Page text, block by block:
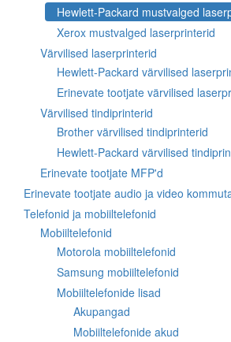
Hewlett-Packard mustvalged
Xerox mustvalged laserprinterid
Värvilised laserprinterid
Hewlett-Packard värvilised
Erinevate tootjate värvilised
Värvilised tindiprinterid
Brother värvilised tindiprinterid
Hewlett-Packard värvilised
Erinevate tootjate MFP'd
Erinevate tootjate audio ja video
Telefonid ja mobiiltelefonid
Mobiiltelefonid
Motorola mobiiltelefonid
Samsung mobiiltelefonid
Mobiiltelefonide lisad
Akupangad
Mobiiltelefonide akud